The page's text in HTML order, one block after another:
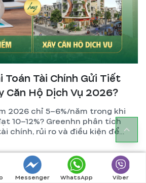
Toán Tài Chính Gửi Tiết
Căn Hộ Dịch Vụ 2026?
2026 chỉ 5–6%/năm trong khi
10–12%? Greenhn phân tích
chính, rủi ro và điều kiện để
Messenger WhatsApp Viber